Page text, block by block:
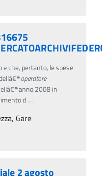
che, pertanto, le spese
operatore
2008 in
d…
Gare
2 agosto